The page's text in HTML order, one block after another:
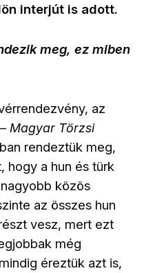
interjút is adott.
meg, ez miben
az
Magyar Törzsi
rendeztük meg,
hogy a hun és türk
közös
az összes hun
vesz, mert ezt
még
éreztük azt is,